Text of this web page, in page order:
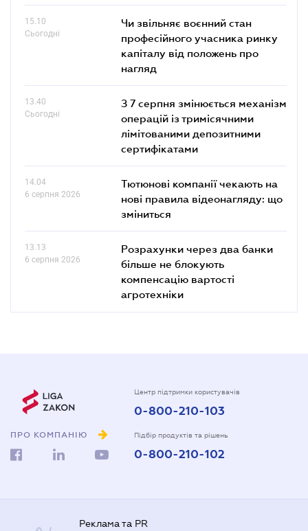
15.10
Сьогодні
Чи звільняє воєнний стан
професійного учасника ринку
капіталу від положень про
нагляд
13.40
Сьогодні
З 7 серпня змінюється механізм
операцій із тримісячними
лімітованими депозитними
сертифікатами
14.04
6 серпня 2026
Тютюнові компанії чекають на
нові правила відеонагляду: що
зміниться
13.13
6 серпня 2026
Розрахунки через два банки
більше не блокують
компенсацію вартості
агротехніки
ПРО КОМПАНІЮ
Центр підтримки користувачів
0-800-210-103
Підбір продуктів та рішень
0-800-210-102
Реклама та PR